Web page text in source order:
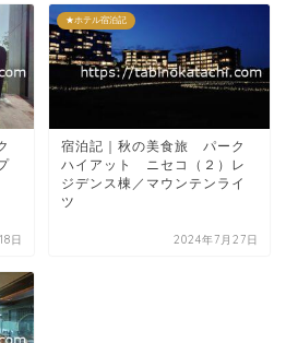
日
★ホテル宿泊記
宿泊記｜秋の美食旅 パーク
ハイアット ニセコ（２）レ
ジデンス棟／マウンテンライ
ツ
2024年7月27日